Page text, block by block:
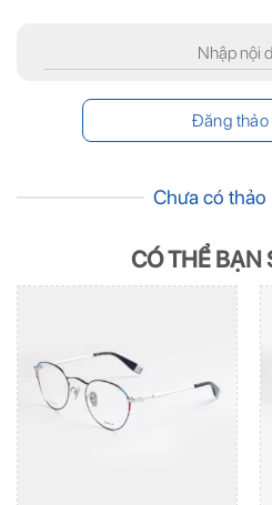
Chưa có thảo
CÓ THỂ BẠN